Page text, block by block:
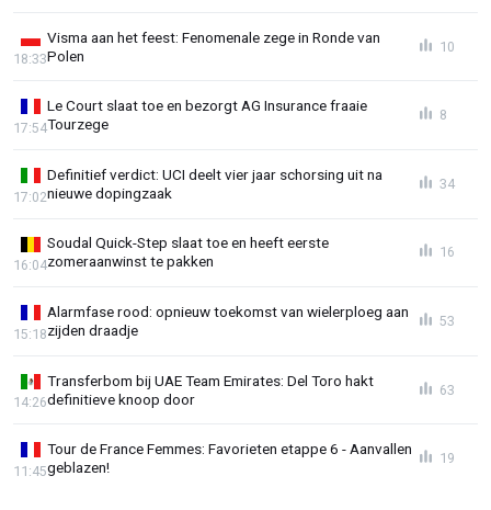
Visma aan het feest: Fenomenale zege in Ronde van
Polen
18:33
10
Le Court slaat toe en bezorgt AG Insurance fraaie
Tourzege
17:54
8
Definitief verdict: UCI deelt vier jaar schorsing uit na
nieuwe dopingzaak
17:02
34
Soudal Quick-Step slaat toe en heeft eerste
zomeraanwinst te pakken
16:04
16
Alarmfase rood: opnieuw toekomst van wielerploeg aan
zijden draadje
15:18
53
Transferbom bij UAE Team Emirates: Del Toro hakt
definitieve knoop door
14:26
63
Tour de France Femmes: Favorieten etappe 6 - Aanvallen
geblazen!
11:45
19